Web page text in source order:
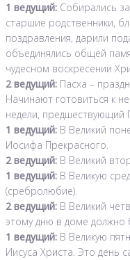
1 ведущий: Собирались
старшие родственники,
поздравления, дарили
объединялись общей
чудесном воскресении
2 ведущий: Пасха –
Начинают готовиться к
недели, предшествующий
1 ведущий: В Великий
Иосифа Прекрасного.
2 ведущий: В Великий
1 ведущий: В Великую
(сребролюбие).
2 ведущий: В Великий
этому дню в доме должно
1 ведущий: В Великую
Иисуса Христа. Это день